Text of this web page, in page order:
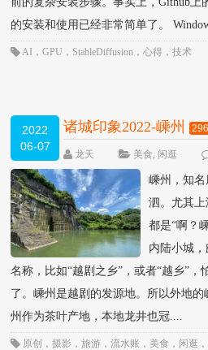
的安装和使用已经非常简单了。
AI ，GPU ， StableDiffusion ，心得 ，技术
2022
06-07
诸城印象2022-嵊州
龙天 美食, 闲逛
嵊州，知
泗。尤其
都是“啊？
内陆小城
名称，比如“越剧之乡”，或者“越乡”
了。嵊州是越剧的发源地。所以外地
州作为茶叶产地，本地龙井也冠....
原创 ，摄影 ，旅游 ，流水账 ， 美食 ， 闲逛 ，